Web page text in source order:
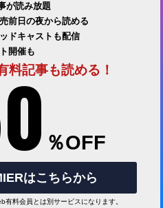
が読み放題
前日の夜から読める
ドキャストも配信
開催も
記事も読める！
％OFF
はこちらから
料会員とは別サービスになります。